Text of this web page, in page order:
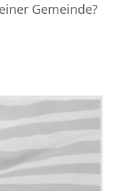
Gemeinde?